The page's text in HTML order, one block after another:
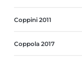
Coppini 2011
Coppola 2017